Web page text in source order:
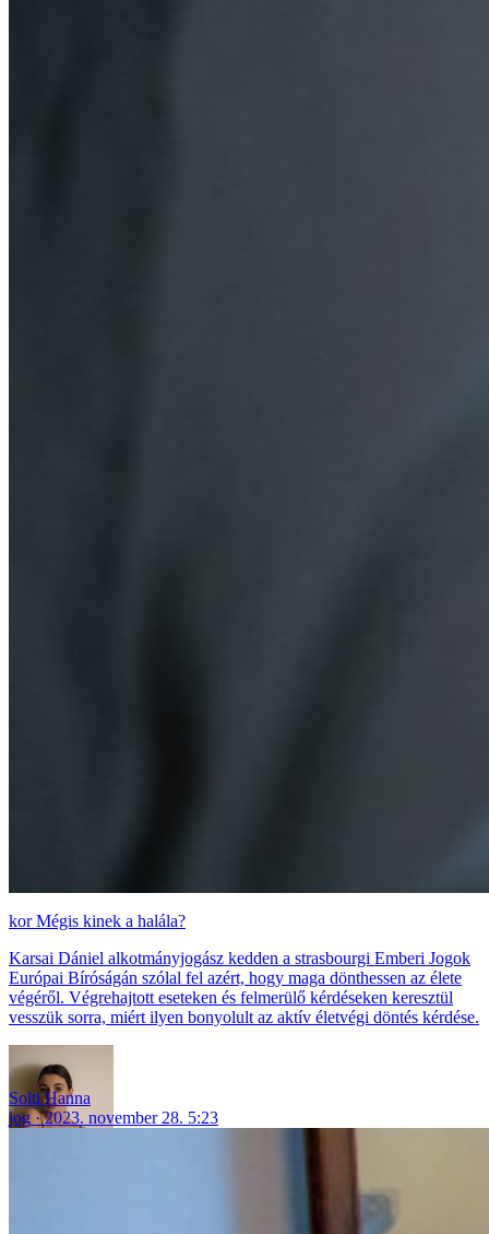
Mégis kinek a halála?
Karsai Dániel alkotmányjogász kedden a strasbourgi Emberi Jogok
Európai Bíróságán szólal fel azért, hogy maga dönthessen az élete
végéről. Végrehajtott eseteken és felmerülő kérdéseken keresztül
vesszük sorra, miért ilyen bonyolult az aktív életvégi döntés kérdése.
Solti Hanna
jog
2023. november 28. 5:23